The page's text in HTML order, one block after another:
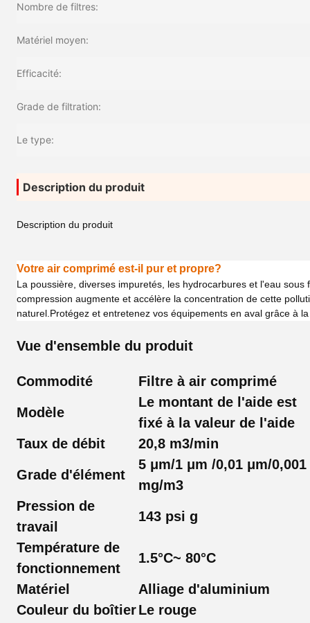
Nombre de filtres:
Matériel moyen:
Efficacité:
Grade de filtration:
Le type:
Description du produit
Description du produit
Votre air comprimé est-il pur et propre?
La poussière, diverses impuretés, les hydrocarbures et l'eau
compression augmente et accélère la concentration de cette
naturel.Protégez et entretenez vos équipements en aval grâce à
Vue d'ensemble du produit
Commodité Filtre à air comprimé
Modèle
Le montant de l'aide est
fixé à la valeur de l'aide
Taux de débit
20,8 m3/min
Grade d'élément
5 μm/1 μm /0,01 μm/0,001
mg/m3
Pression de
travail
143 psi g
Température de
fonctionnement
1.5°C~ 80°C
Matériel
Alliage d'aluminium
Couleur du boîtierLe rouge